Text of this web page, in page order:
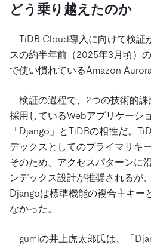
どう乗り越えたのか
TiDB Cloud導入に向けて検証
スの約半年前（2025年3月頃）
で使い慣れているAmazon Aurora
検証の過程で、2つの技術的課
採用しているWebアプリケーシ
「Django」とTiDBの相性だ。
デックスとしてのプライマリキ
そのため、アクセスパターンに
ンデックス設計が推奨されるが
Djangoは標準機能の複合主キー
なかった。
gumiの井上虎太郎氏は、「